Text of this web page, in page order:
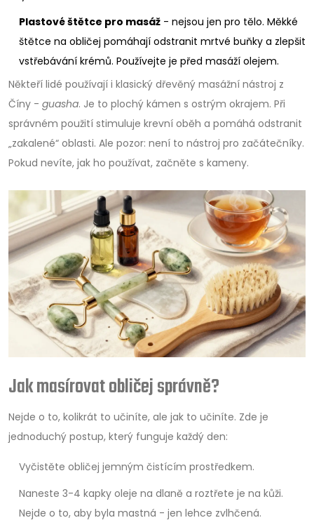
Plastové štětce pro masáž - nejsou jen pro tělo. Měkké
štětce na obličej pomáhají odstranit mrtvé buňky a zlepšit
vstřebávání krémů. Používejte je před masáží olejem.
Někteří lidé používají i klasický dřevěný masážní nástroj z
Číny - guasha. Je to plochý kámen s ostrým okrajem. Při
správném použití stimuluje krevní oběh a pomáhá odstranit
„zakalené“ oblasti. Ale pozor: není to nástroj pro začátečníky.
Pokud nevíte, jak ho používat, začněte s kameny.
Jak masírovat obličej správně?
Nejde o to, kolikrát to učiníte, ale jak to učiníte. Zde je
jednoduchý postup, který funguje každý den:
Vyčistěte obličej jemným čistícím prostředkem.
Naneste 3-4 kapky oleje na dlaně a roztřete je na kůži.
Nejde o to, aby byla mastná - jen lehce zvlhčená.